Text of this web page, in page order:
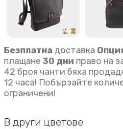
Безплатна доставка
плащане 30 дни право на
42 броя чанти бяха
12 часа! Побързайте
ограничени!
В други цветове